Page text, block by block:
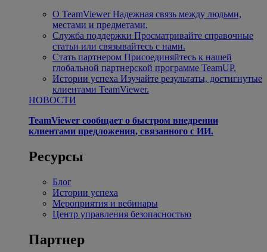
О TeamViewer Надежная связь между людьми,
местами и предметами.
Служба поддержки Просматривайте справочные
статьи или связывайтесь с нами.
Стать партнером Присоединяйтесь к нашей
глобальной партнерской программе TeamUP.
Истории успеха Изучайте результаты, достигнутые
клиентами TeamViewer.
НОВОСТИ
TeamViewer сообщает о быстром внедрении
клиентами предложения, связанного с ИИ.
Ресурсы
Блог
Истории успеха
Мероприятия и вебинары
Центр управления безопасностью
Партнер